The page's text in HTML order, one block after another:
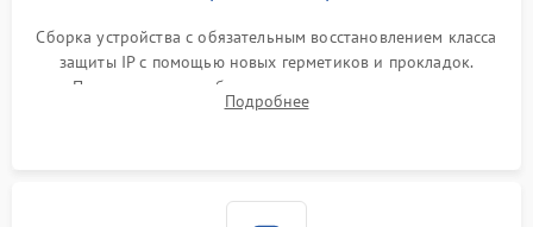
Сборка устройства с обязательным восстановлением класса
защиты IP с помощью новых герметиков и прокладок.
Программная калибровка матрицы по эталонному
абсолютно черному телу для точного измерения температур.
Подробнее